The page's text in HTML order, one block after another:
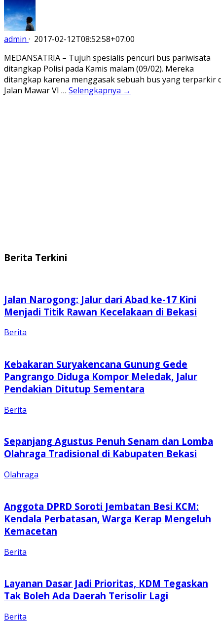
admin · 2017-02-12T08:52:58+07:00
MEDANSATRIA – Tujuh spesialis pencuri bus pariwisata
ditangkap Polisi pada Kamis malam (09/02). Mereka
ditangkap karena menggasak sebuah bus yang terparkir
Jalan Mawar VI … Selengkapnya →
Berita Terkini
Jalan Narogong: Jalur dari Abad ke-17 Kini
Menjadi Titik Rawan Kecelakaan di Bekasi
Berita
Kebakaran Suryakencana Gunung Gede
Pangrango Diduga Kompor Meledak, Jalur
Pendakian Ditutup Sementara
Berita
Sepanjang Agustus Penuh Senam dan Lomba
Olahraga Tradisional di Kabupaten Bekasi
Olahraga
Anggota DPRD Soroti Jembatan Besi KCM:
Kendala Perbatasan, Warga Kerap Mengeluh
Kemacetan
Berita
Layanan Dasar Jadi Prioritas, KDM Tegaskan
Tak Boleh Ada Daerah Terisolir Lagi
Berita